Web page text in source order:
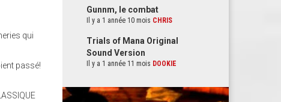
qui
passé!
Gunnm, le combat
Il y a 1 année 10 mois CHRIS
Trials of Mana Original
Sound Version
Il y a 1 année 11 mois DOOKIE